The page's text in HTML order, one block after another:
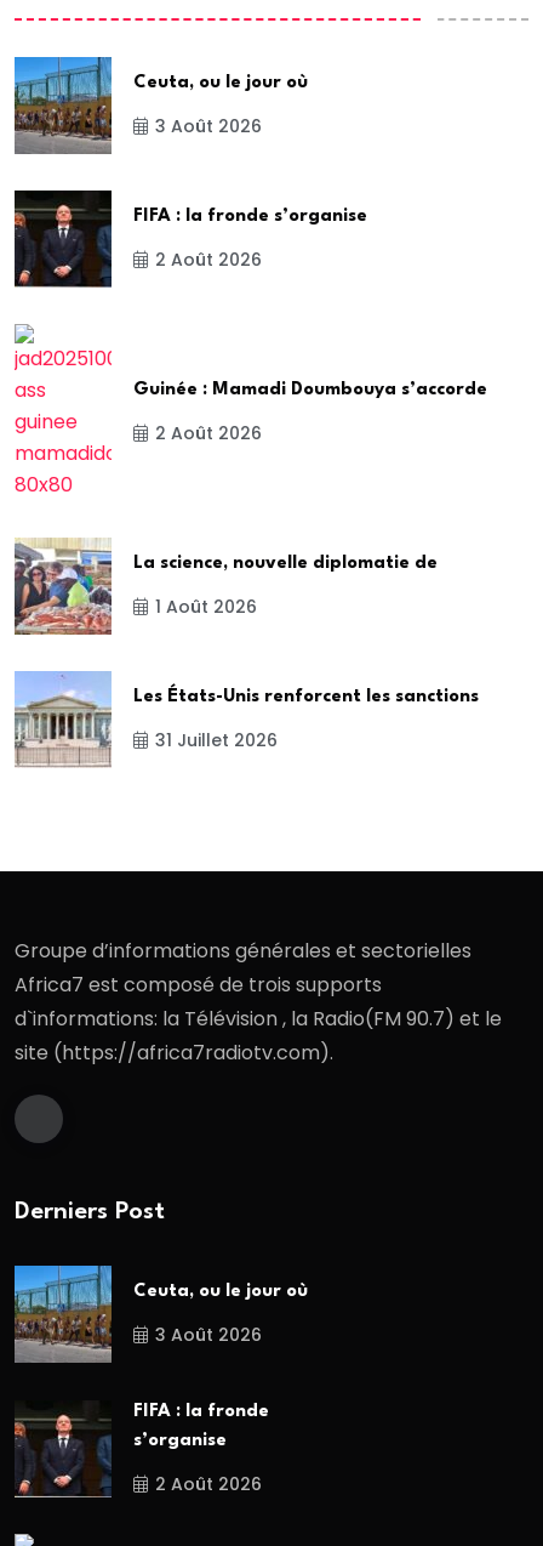
Ceuta, ou le jour où
3 Août 2026
FIFA : la fronde s’organise
2 Août 2026
Guinée : Mamadi Doumbouya s’accorde
2 Août 2026
La science, nouvelle diplomatie de
1 Août 2026
Les États-Unis renforcent les sanctions
31 Juillet 2026
Groupe d’informations générales et sectorielles
Africa7 est composé de trois supports
d`informations: la Télévision , la Radio(FM 90.7) et le
site (https://africa7radiotv.com).
Derniers Post
Ceuta, ou le jour où
3 Août 2026
FIFA : la fronde
s’organise
2 Août 2026